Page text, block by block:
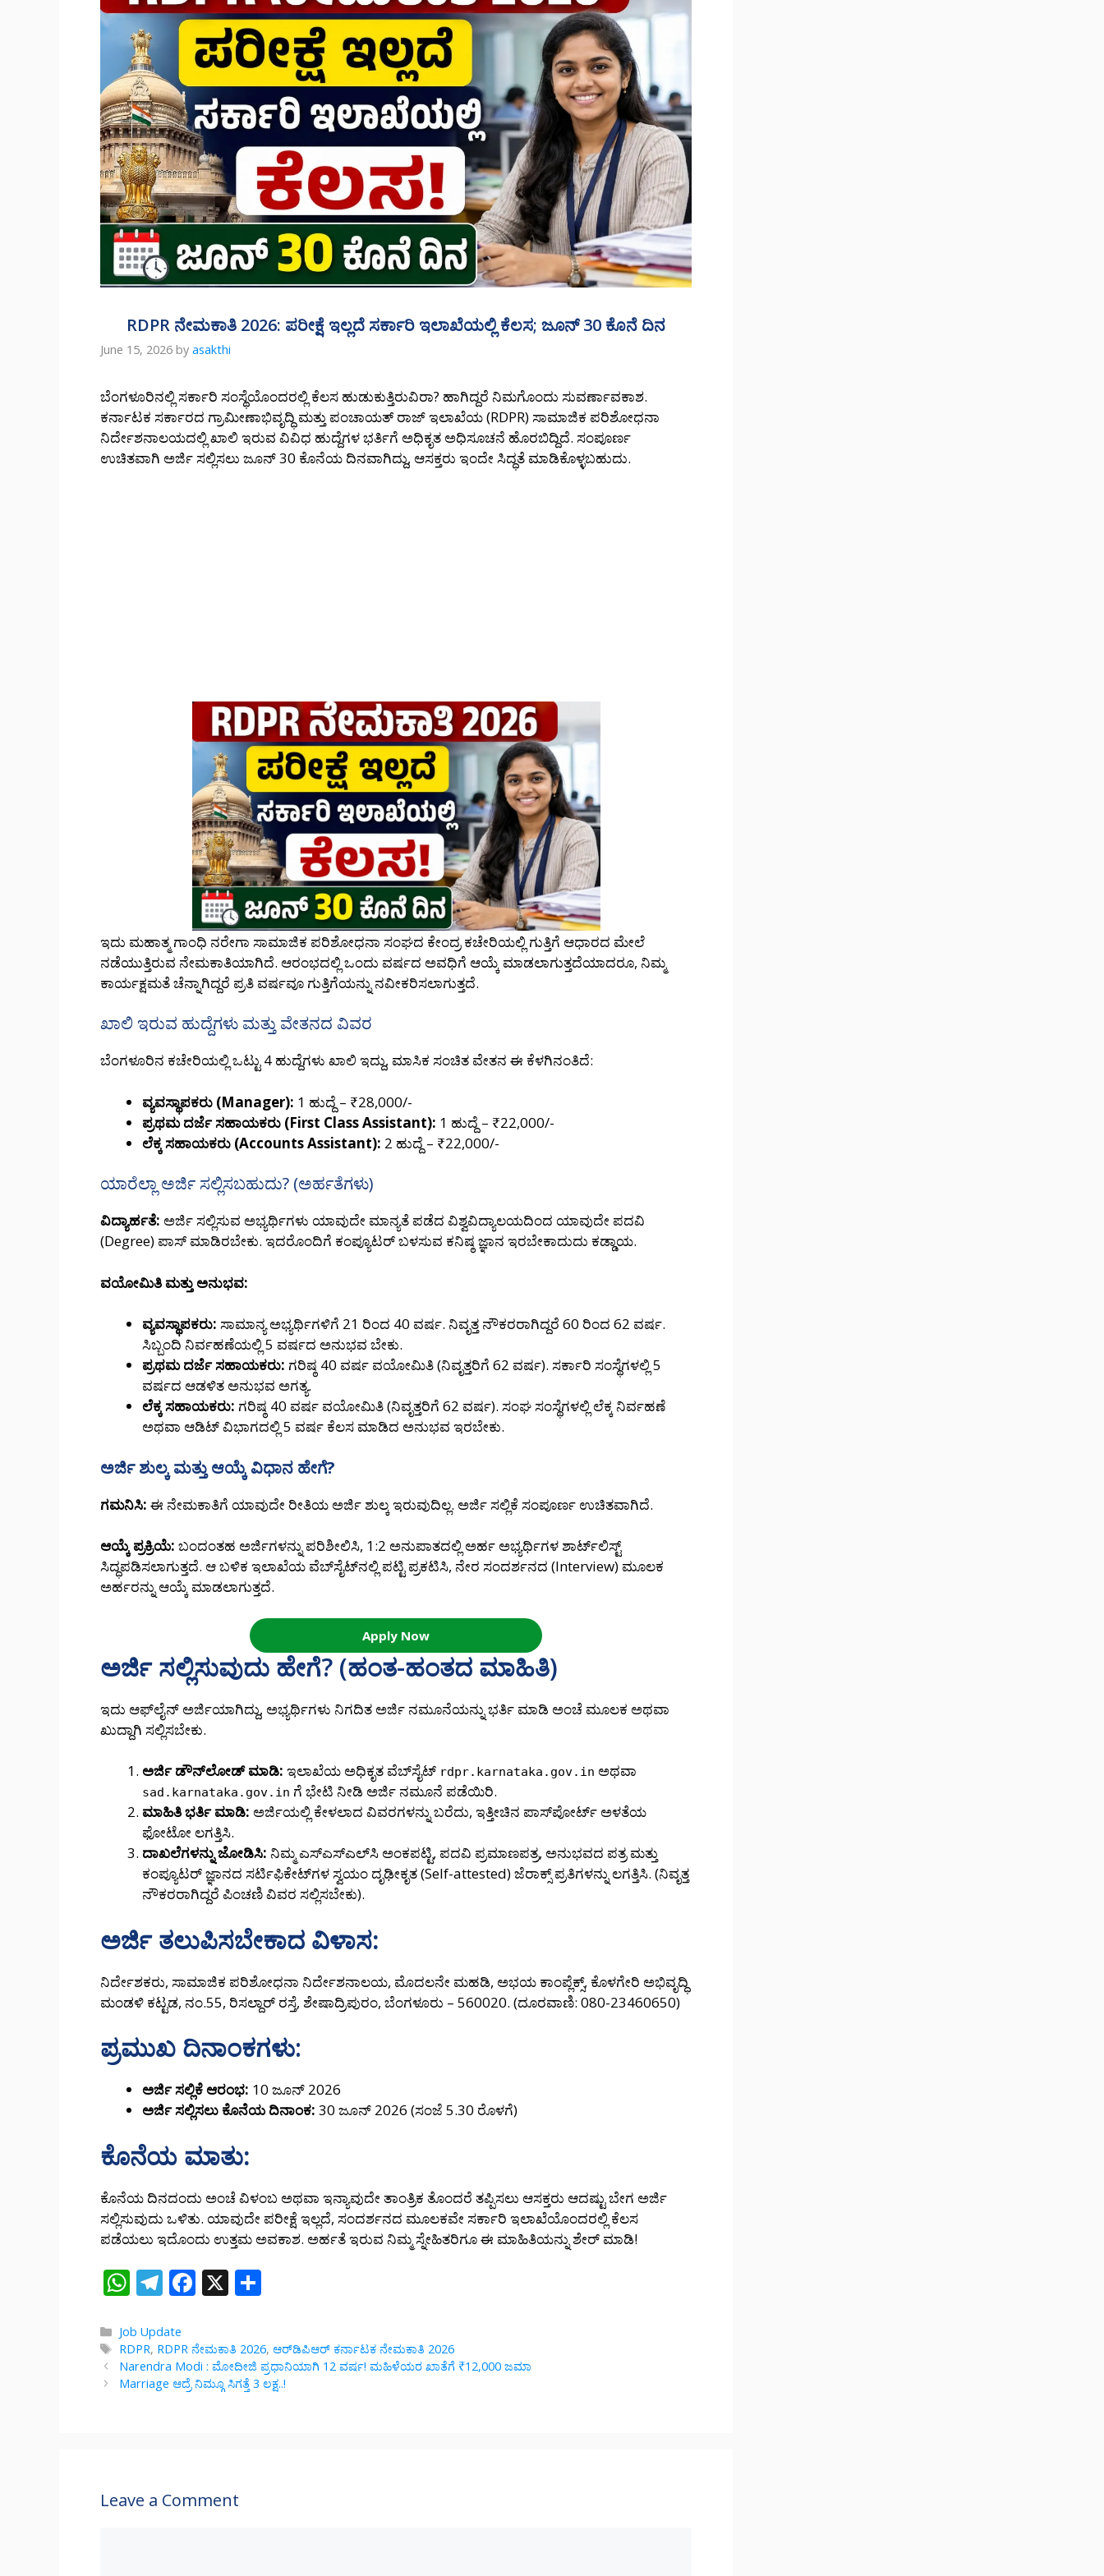
RDPR ನೇಮಕಾತಿ 2026: ಪರೀಕ್ಷೆ ಇಲ್ಲದೆ ಸರ್ಕಾರಿ ಇಲಾಖೆಯಲ್ಲಿ ಕೆಲಸ; ಜೂನ್ 30 ಕೊನೆ ದಿನ
June 15, 2026 by asakthi
ಬೆಂಗಳೂರಿನಲ್ಲಿ ಸರ್ಕಾರಿ ಸಂಸ್ಥೆಯೊಂದರಲ್ಲಿ ಕೆಲಸ ಹುಡುಕುತ್ತಿರುವಿರಾ? ಹಾಗಿದ್ದರೆ ನಿಮಗೊಂದು ಸುವರ್ಣಾವಕಾಶ.
ಕರ್ನಾಟಕ ಸರ್ಕಾರದ ಗ್ರಾಮೀಣಾಭಿವೃದ್ಧಿ ಮತ್ತು ಪಂಚಾಯತ್ ರಾಜ್ ಇಲಾಖೆಯ (RDPR) ಸಾಮಾಜಿಕ ಪರಿಶೋಧನಾ
ನಿರ್ದೇಶನಾಲಯದಲ್ಲಿ ಖಾಲಿ ಇರುವ ವಿವಿಧ ಹುದ್ದೆಗಳ ಭರ್ತಿಗೆ ಅಧಿಕೃತ ಅಧಿಸೂಚನೆ ಹೊರಬಿದ್ದಿದೆ. ಸಂಪೂರ್ಣ
ಉಚಿತವಾಗಿ ಅರ್ಜಿ ಸಲ್ಲಿಸಲು ಜೂನ್ 30 ಕೊನೆಯ ದಿನವಾಗಿದ್ದು, ಆಸಕ್ತರು ಇಂದೇ ಸಿದ್ಧತೆ ಮಾಡಿಕೊಳ್ಳಬಹುದು.
ಇದು ಮಹಾತ್ಮ ಗಾಂಧಿ ನರೇಗಾ ಸಾಮಾಜಿಕ ಪರಿಶೋಧನಾ ಸಂಘದ ಕೇಂದ್ರ ಕಚೇರಿಯಲ್ಲಿ ಗುತ್ತಿಗೆ ಆಧಾರದ ಮೇಲೆ
ನಡೆಯುತ್ತಿರುವ ನೇಮಕಾತಿಯಾಗಿದೆ. ಆರಂಭದಲ್ಲಿ ಒಂದು ವರ್ಷದ ಅವಧಿಗೆ ಆಯ್ಕೆ ಮಾಡಲಾಗುತ್ತದೆಯಾದರೂ, ನಿಮ್ಮ
ಕಾರ್ಯಕ್ಷಮತೆ ಚೆನ್ನಾಗಿದ್ದರೆ ಪ್ರತಿ ವರ್ಷವೂ ಗುತ್ತಿಗೆಯನ್ನು ನವೀಕರಿಸಲಾಗುತ್ತದೆ.
ಖಾಲಿ ಇರುವ ಹುದ್ದೆಗಳು ಮತ್ತು ವೇತನದ ವಿವರ
ಬೆಂಗಳೂರಿನ ಕಚೇರಿಯಲ್ಲಿ ಒಟ್ಟು 4 ಹುದ್ದೆಗಳು ಖಾಲಿ ಇದ್ದು, ಮಾಸಿಕ ಸಂಚಿತ ವೇತನ ಈ ಕೆಳಗಿನಂತಿದೆ:
ವ್ಯವಸ್ಥಾಪಕರು (Manager): 1 ಹುದ್ದೆ – ₹28,000/-
ಪ್ರಥಮ ದರ್ಜೆ ಸಹಾಯಕರು (First Class Assistant): 1 ಹುದ್ದೆ – ₹22,000/-
ಲೆಕ್ಕ ಸಹಾಯಕರು (Accounts Assistant): 2 ಹುದ್ದೆ – ₹22,000/-
ಯಾರೆಲ್ಲಾ ಅರ್ಜಿ ಸಲ್ಲಿಸಬಹುದು? (ಅರ್ಹತೆಗಳು)
ವಿದ್ಯಾರ್ಹತೆ: ಅರ್ಜಿ ಸಲ್ಲಿಸುವ ಅಭ್ಯರ್ಥಿಗಳು ಯಾವುದೇ ಮಾನ್ಯತೆ ಪಡೆದ ವಿಶ್ವವಿದ್ಯಾಲಯದಿಂದ ಯಾವುದೇ ಪದವಿ
(Degree) ಪಾಸ್ ಮಾಡಿರಬೇಕು. ಇದರೊಂದಿಗೆ ಕಂಪ್ಯೂಟರ್ ಬಳಸುವ ಕನಿಷ್ಠ ಜ್ಞಾನ ಇರಬೇಕಾದುದು ಕಡ್ಡಾಯ.
ವಯೋಮಿತಿ ಮತ್ತು ಅನುಭವ:
ವ್ಯವಸ್ಥಾಪಕರು: ಸಾಮಾನ್ಯ ಅಭ್ಯರ್ಥಿಗಳಿಗೆ 21 ರಿಂದ 40 ವರ್ಷ. ನಿವೃತ್ತ ನೌಕರರಾಗಿದ್ದರೆ 60 ರಿಂದ 62 ವರ್ಷ.
ಸಿಬ್ಬಂದಿ ನಿರ್ವಹಣೆಯಲ್ಲಿ 5 ವರ್ಷದ ಅನುಭವ ಬೇಕು.
ಪ್ರಥಮ ದರ್ಜೆ ಸಹಾಯಕರು: ಗರಿಷ್ಠ 40 ವರ್ಷ ವಯೋಮಿತಿ (ನಿವೃತ್ತರಿಗೆ 62 ವರ್ಷ). ಸರ್ಕಾರಿ ಸಂಸ್ಥೆಗಳಲ್ಲಿ 5
ವರ್ಷದ ಆಡಳಿತ ಅನುಭವ ಅಗತ್ಯ.
ಲೆಕ್ಕ ಸಹಾಯಕರು: ಗರಿಷ್ಠ 40 ವರ್ಷ ವಯೋಮಿತಿ (ನಿವೃತ್ತರಿಗೆ 62 ವರ್ಷ). ಸಂಘ ಸಂಸ್ಥೆಗಳಲ್ಲಿ ಲೆಕ್ಕ ನಿರ್ವಹಣೆ
ಅಥವಾ ಆಡಿಟ್ ವಿಭಾಗದಲ್ಲಿ 5 ವರ್ಷ ಕೆಲಸ ಮಾಡಿದ ಅನುಭವ ಇರಬೇಕು.
ಅರ್ಜಿ ಶುಲ್ಕ ಮತ್ತು ಆಯ್ಕೆ ವಿಧಾನ ಹೇಗೆ?
ಗಮನಿಸಿ: ಈ ನೇಮಕಾತಿಗೆ ಯಾವುದೇ ರೀತಿಯ ಅರ್ಜಿ ಶುಲ್ಕ ಇರುವುದಿಲ್ಲ. ಅರ್ಜಿ ಸಲ್ಲಿಕೆ ಸಂಪೂರ್ಣ ಉಚಿತವಾಗಿದೆ.
ಆಯ್ಕೆ ಪ್ರಕ್ರಿಯೆ: ಬಂದಂತಹ ಅರ್ಜಿಗಳನ್ನು ಪರಿಶೀಲಿಸಿ, 1:2 ಅನುಪಾತದಲ್ಲಿ ಅರ್ಹ ಅಭ್ಯರ್ಥಿಗಳ ಶಾರ್ಟ್‌ಲಿಸ್ಟ್
ಸಿದ್ಧಪಡಿಸಲಾಗುತ್ತದೆ. ಆ ಬಳಿಕ ಇಲಾಖೆಯ ವೆಬ್‌ಸೈಟ್‌ನಲ್ಲಿ ಪಟ್ಟಿ ಪ್ರಕಟಿಸಿ, ನೇರ ಸಂದರ್ಶನದ (Interview) ಮೂಲಕ
ಅರ್ಹರನ್ನು ಆಯ್ಕೆ ಮಾಡಲಾಗುತ್ತದೆ.
Apply Now
ಅರ್ಜಿ ಸಲ್ಲಿಸುವುದು ಹೇಗೆ? (ಹಂತ-ಹಂತದ ಮಾಹಿತಿ)
ಇದು ಆಫ್‌ಲೈನ್ ಅರ್ಜಿಯಾಗಿದ್ದು, ಅಭ್ಯರ್ಥಿಗಳು ನಿಗದಿತ ಅರ್ಜಿ ನಮೂನೆಯನ್ನು ಭರ್ತಿ ಮಾಡಿ ಅಂಚೆ ಮೂಲಕ ಅಥವಾ
ಖುದ್ದಾಗಿ ಸಲ್ಲಿಸಬೇಕು.
ಅರ್ಜಿ ಡೌನ್‌ಲೋಡ್ ಮಾಡಿ: ಇಲಾಖೆಯ ಅಧಿಕೃತ ವೆಬ್‌ಸೈಟ್ rdpr.karnataka.gov.in ಅಥವಾ
sad.karnataka.gov.in ಗೆ ಭೇಟಿ ನೀಡಿ ಅರ್ಜಿ ನಮೂನೆ ಪಡೆಯಿರಿ.
ಮಾಹಿತಿ ಭರ್ತಿ ಮಾಡಿ: ಅರ್ಜಿಯಲ್ಲಿ ಕೇಳಲಾದ ವಿವರಗಳನ್ನು ಬರೆದು, ಇತ್ತೀಚಿನ ಪಾಸ್‌ಪೋರ್ಟ್ ಅಳತೆಯ
ಫೋಟೋ ಲಗತ್ತಿಸಿ.
ದಾಖಲೆಗಳನ್ನು ಜೋಡಿಸಿ: ನಿಮ್ಮ ಎಸ್‌ಎಸ್‌ಎಲ್‌ಸಿ ಅಂಕಪಟ್ಟಿ, ಪದವಿ ಪ್ರಮಾಣಪತ್ರ, ಅನುಭವದ ಪತ್ರ ಮತ್ತು
ಕಂಪ್ಯೂಟರ್ ಜ್ಞಾನದ ಸರ್ಟಿಫಿಕೇಟ್‌ಗಳ ಸ್ವಯಂ ದೃಢೀಕೃತ (Self-attested) ಜೆರಾಕ್ಸ್ ಪ್ರತಿಗಳನ್ನು ಲಗತ್ತಿಸಿ. (ನಿವೃತ್ತ
ನೌಕರರಾಗಿದ್ದರೆ ಪಿಂಚಣಿ ವಿವರ ಸಲ್ಲಿಸಬೇಕು).
ಅರ್ಜಿ ತಲುಪಿಸಬೇಕಾದ ವಿಳಾಸ:
ನಿರ್ದೇಶಕರು, ಸಾಮಾಜಿಕ ಪರಿಶೋಧನಾ ನಿರ್ದೇಶನಾಲಯ, ಮೊದಲನೇ ಮಹಡಿ, ಅಭಯ ಕಾಂಪ್ಲೆಕ್ಸ್, ಕೊಳಗೇರಿ ಅಭಿವೃದ್ಧಿ
ಮಂಡಳಿ ಕಟ್ಟಡ, ನಂ.55, ರಿಸಲ್ದಾರ್ ರಸ್ತೆ, ಶೇಷಾದ್ರಿಪುರಂ, ಬೆಂಗಳೂರು – 560020. (ದೂರವಾಣಿ: 080-23460650)
ಪ್ರಮುಖ ದಿನಾಂಕಗಳು:
ಅರ್ಜಿ ಸಲ್ಲಿಕೆ ಆರಂಭ: 10 ಜೂನ್ 2026
ಅರ್ಜಿ ಸಲ್ಲಿಸಲು ಕೊನೆಯ ದಿನಾಂಕ: 30 ಜೂನ್ 2026 (ಸಂಜೆ 5.30 ರೊಳಗೆ)
ಕೊನೆಯ ಮಾತು:
ಕೊನೆಯ ದಿನದಂದು ಅಂಚೆ ವಿಳಂಬ ಅಥವಾ ಇನ್ಯಾವುದೇ ತಾಂತ್ರಿಕ ತೊಂದರೆ ತಪ್ಪಿಸಲು ಆಸಕ್ತರು ಆದಷ್ಟು ಬೇಗ ಅರ್ಜಿ
ಸಲ್ಲಿಸುವುದು ಒಳಿತು. ಯಾವುದೇ ಪರೀಕ್ಷೆ ಇಲ್ಲದೆ, ಸಂದರ್ಶನದ ಮೂಲಕವೇ ಸರ್ಕಾರಿ ಇಲಾಖೆಯೊಂದರಲ್ಲಿ ಕೆಲಸ
ಪಡೆಯಲು ಇದೊಂದು ಉತ್ತಮ ಅವಕಾಶ. ಅರ್ಹತೆ ಇರುವ ನಿಮ್ಮ ಸ್ನೇಹಿತರಿಗೂ ಈ ಮಾಹಿತಿಯನ್ನು ಶೇರ್ ಮಾಡಿ!
W
at
s
A
T
e
gr
a
F
e
b
o
X
e
Categories
Job Update
Tags
RDPR, RDPR ನೇಮಕಾತಿ 2026,ಆರ್‌ಡಿಪಿಆರ್ ಕರ್ನಾಟಕ ನೇಮಕಾತಿ 2026
Narendra Modi : ಮೋದೀಜಿ ಪ್ರಧಾನಿಯಾಗಿ 12 ವರ್ಷ! ಮಹಿಳೆಯರ ಖಾತೆಗೆ ₹12,000 ಜಮಾ
Marriage ಆದ್ರೆ ನಿಮ್ಗೂ ಸಿಗತ್ತೆ 3 ಲಕ್ಷ..!
Leave a Comment